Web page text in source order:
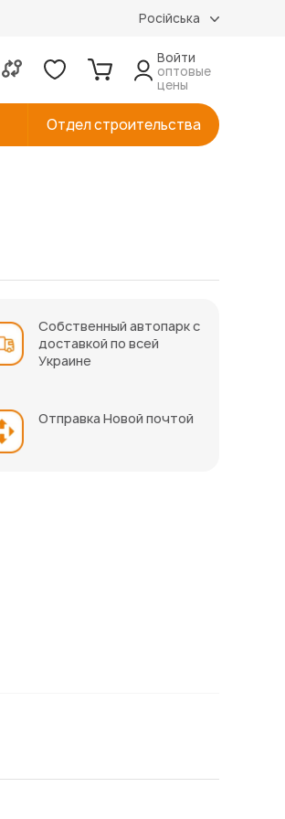
Російська
Войти
оптовые
цены
Отдел строительства
Собственный автопарк с
доставкой по всей
Украине
Отправка Новой почтой